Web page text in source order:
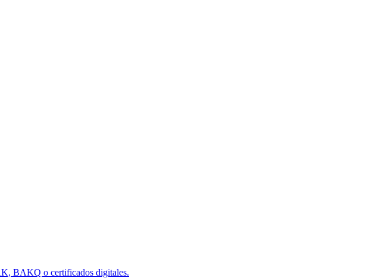
BAKQ o certificados digitales.